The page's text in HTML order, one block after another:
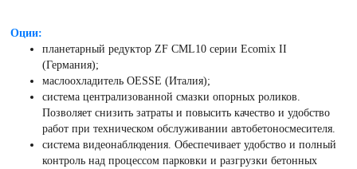
Оции:
планетарный редуктор ZF CML10 серии Ecomix II
(Германия);
маслоохладитель OESSE (Италия);
система централизованной смазки опорных роликов.
Позволяет снизить затраты и повысить качество и удобство
работ при техническом обслуживании автобетоносмесителя.
система видеонаблюдения. Обеспечивает удобство и полный
контроль над процессом парковки и разгрузки бетонных